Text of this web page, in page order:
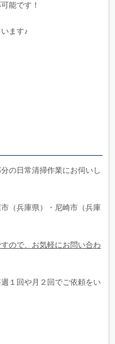
能です！
ます♪
の日常清掃作業にお伺いし
（兵庫県）・尼崎市（兵庫
ので、お気軽にお問い合わ
１回や月２回でご依頼をい